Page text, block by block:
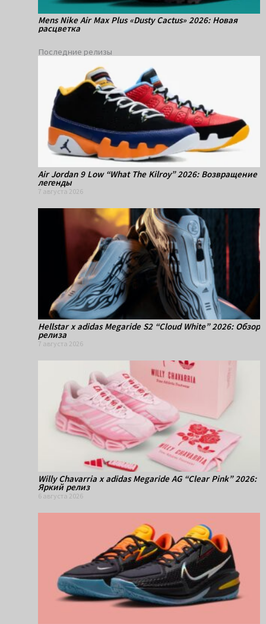
Mens Nike Air Max Plus «Dusty Cactus» 2026: Новая
расцветка
Последние релизы
Air Jordan 9 Low “What The Kilroy” 2026: Возвращение
легенды
7 августа 2026
Hellstar x adidas Megaride S2 “Cloud White” 2026: Обзор
релиза
7 августа 2026
Willy Chavarria x adidas Megaride AG “Clear Pink” 2026:
Яркий релиз
6 августа 2026